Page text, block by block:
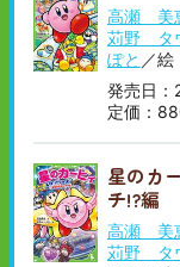
高瀬 美
苅野 タ
ぽと ／絵
発売日：
定価：
星のカ
チ!?編
高瀬 美
苅野 タ